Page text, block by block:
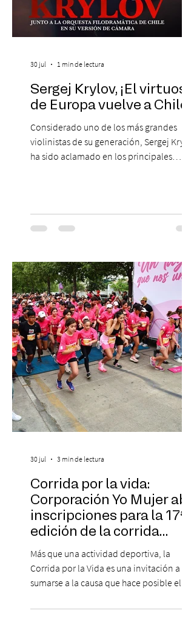
Sergej Krylov, ¡El virtuoso
de Europa vuelve a Chile!
Considerado uno de los más grandes
violinistas de su generación, Sergej Krylov
ha sido aclamado en los principales
escenario del Teatro CA660 para
protagonizar una velada extraordinaria
Las Cuatro Estaciones de Antonio Vivaldi y
Las Cuatro Estaciones Porteñas de Astor
Piazzolla. Déja
30 jul 1 min de lectura
Corrida por la vida:
Corporación Yo Mujer abre
inscripciones para la 17ª
edición de la corrida
solidaria
Más que una actividad deportiva, la
Corrida por la Vida es una invitación a
sumarse a la causa que hace posible el
desarrolla durante todo el año: brindar
30 jul 3 min de lectura